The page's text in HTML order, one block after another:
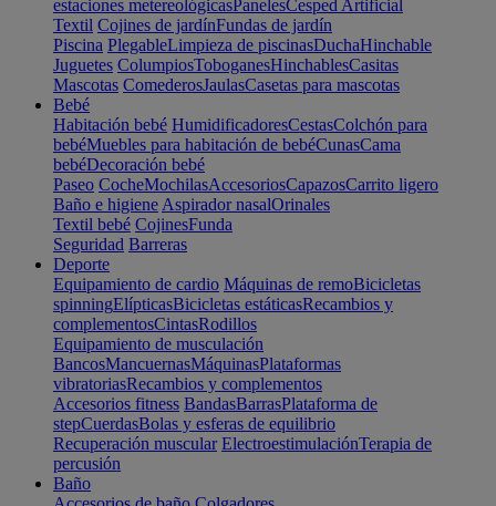
estaciones metereológicasPanelesCesped Artificial
Textil Cojines de jardínFundas de jardín
Piscina PlegableLimpieza de piscinasDuchaHinchable
Juguetes ColumpiosToboganesHinchablesCasitas
Mascotas ComederosJaulasCasetas para mascotas
Bebé
Habitación bebé HumidificadoresCestasColchón para
bebéMuebles para habitación de bebéCunasCama
bebéDecoración bebé
Paseo CocheMochilasAccesoriosCapazosCarrito ligero
Baño e higiene Aspirador nasalOrinales
Textil bebé CojinesFunda
Seguridad Barreras
Deporte
Equipamiento de cardio Máquinas de remoBicicletas
spinningElípticasBicicletas estáticasRecambios y
complementosCintasRodillos
Equipamiento de musculación
BancosMancuernasMáquinasPlataformas
vibratoriasRecambios y complementos
Accesorios fitness BandasBarrasPlataforma de
stepCuerdasBolas y esferas de equilibrio
Recuperación muscular ElectroestimulaciónTerapia de
percusión
Baño